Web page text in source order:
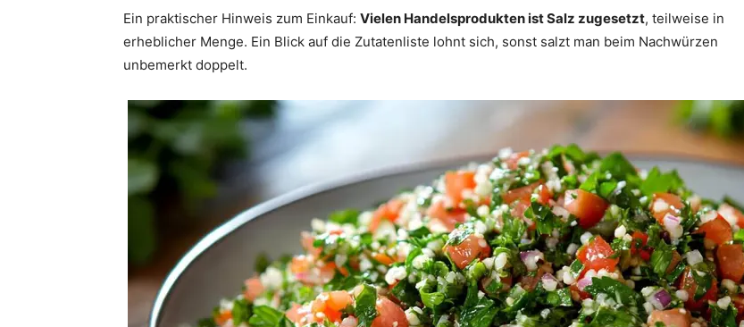
Ein praktischer Hinweis zum Einkauf: Vielen Handelsprodukten ist Salz zugesetzt, teilweise in
erheblicher Menge. Ein Blick auf die Zutatenliste lohnt sich, sonst salzt man beim Nachwürzen
unbemerkt doppelt.